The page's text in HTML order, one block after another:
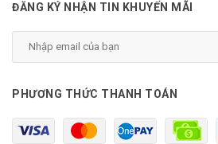
ĐĂNG KÝ NHẬN TIN KHUYẾN MÃI
PHƯƠNG THỨC THANH TOÁN